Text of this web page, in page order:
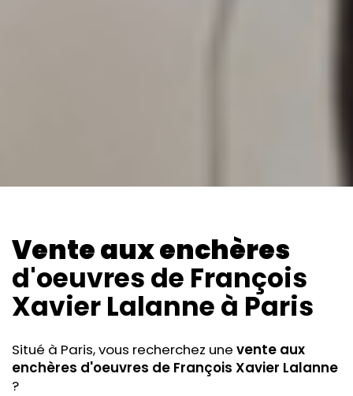
Vente aux enchères
d'oeuvres de François
Xavier Lalanneà Paris
Situé à Paris, vous recherchez une vente aux
enchères d'oeuvres de François Xavier Lalanne
?